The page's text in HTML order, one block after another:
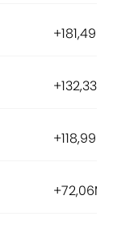
+181,49M€
+132,33M€
+118,99M€
+72,06M€